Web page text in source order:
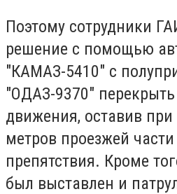
Поэтому сотрудники
решение с помощью
"КАМАЗ-5410" с
"ОДАЗ-9370"
движения, оставив при
метров проезжей
препятствия. Кроме
был выставлен и